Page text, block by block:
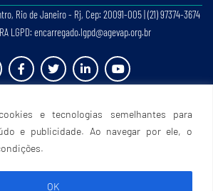
e tecnologias semelhantes para
e publicidade. Ao navegar por ele, o
OK
Rio de Janeiro - Rj, Cep: 20091-005 | (21) 97374-3674
LGPD: encarregado.lgpd@agevap.org.br